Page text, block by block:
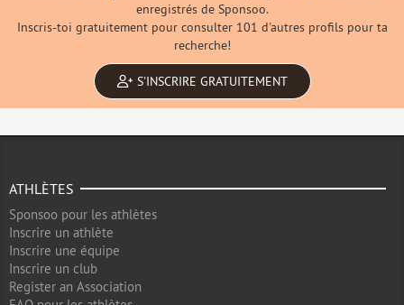
enregistrés de Sponsoo.
Inscris-toi gratuitement pour consulter 101 d'autres profils pour ta
recherche!
S'INSCRIRE GRATUITEMENT
ATHLÈTES
Sponsoo pour les athlètes
Inscrire un athlète
Inscrire une équipe
Inscrire un club
Register an Association